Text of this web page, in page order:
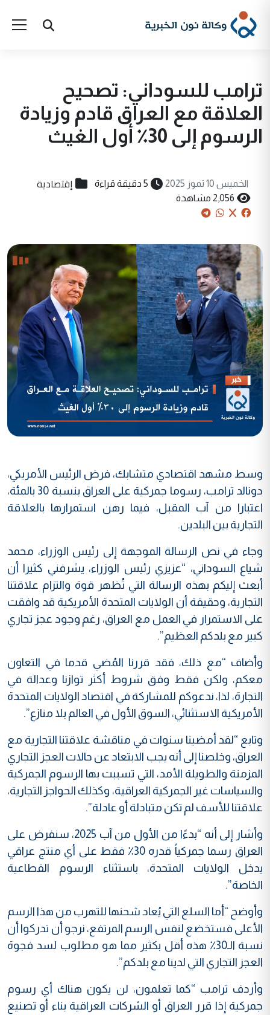
ترامب للسوداني: تصحيح
العلاقة مع العراق قادم وزيادة
الرسوم إلى 30٪ أول الغيث
الخميس 10 تموز 2025 5 دقيقة قراءة إقتصادية
2,056 مشاهدة
وسط مشهد اقتصادي متشابك، فرض الرئيس الأمريكي،
دونالد ترامب، رسوما جمركية على العراق بنسبة 30 بالمئة،
اعتبارا من آب المقبل، فيما رهن استمرارها بالعلاقة
التجارية بين البلدين.
وجاء في نص الرسالة الموجهة إلى رئيس الوزراء، محمد
شياع السوداني، “عزيزي رئيس الوزراء، يشرفني كثيرا أن
أبعث إليكم بهذه الرسالة التي تُظهر قوة والتزام علاقتنا
التجارية، وحقيقة أن الولايات المتحدة الأمريكية قد وافقت
على الاستمرار في العمل مع العراق، رغم وجود عجز تجاري
كبير مع بلدكم العظيم”.
وأضاف “مع ذلك، فقد قررنا المُضي قدما في التعاون
معكم، ولكن فقط وفق شروط أكثر توازنا وعدالة في
التجارة، لذا، ندعوكم للمشاركة في اقتصاد الولايات المتحدة
الأمريكية الاستثنائي، السوق الأول في العالم بلا منازع”.
وتابع “لقد أمضينا سنوات في مناقشة علاقتنا التجارية مع
العراق، وخلصنا إلى أنه يجب الابتعاد عن حالات العجز التجاري
المزمنة والطويلة الأمد، التي تسببت بها الرسوم الجمركية
والسياسات غير الجمركية العراقية، وكذلك الحواجز التجارية،
علاقتنا للأسف لم تكن متبادلة أو عادلة”.
وأشار إلى أنه “بدءًا من الأول من آب 2025، سنفرض على
العراق رسما جمركياً قدره 30٪ فقط على أي منتج عراقي
يدخل الولايات المتحدة، باستثناء الرسوم القطاعية
الخاصة”.
وأوضح “أما السلع التي يُعاد شحنها للتهرب من هذا الرسم
الأعلى فستخضع لنفس الرسم المرتفع، نرجو أن تدركوا أن
نسبة الـ30٪ هذه أقل بكثير مما هو مطلوب لسد فجوة
العجز التجاري التي لدينا مع بلدكم”.
وأردف ترامب “كما تعلمون، لن يكون هناك أي رسوم
جمركية إذا قرر العراق أو الشركات العراقية بناء أو تصنيع